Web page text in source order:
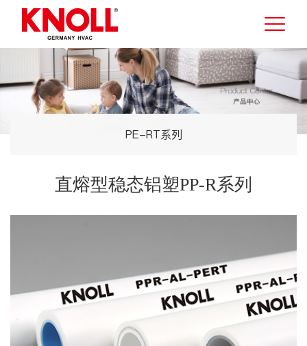
PE-RT系列
直熔型稳态铝塑PP-R系列